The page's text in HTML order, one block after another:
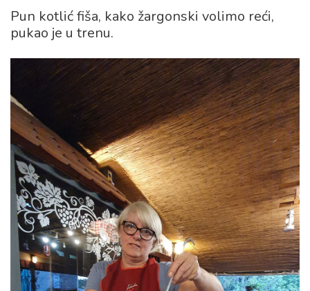
Pun kotlić fiša, kako žargonski volimo reći,
pukao je u trenu.